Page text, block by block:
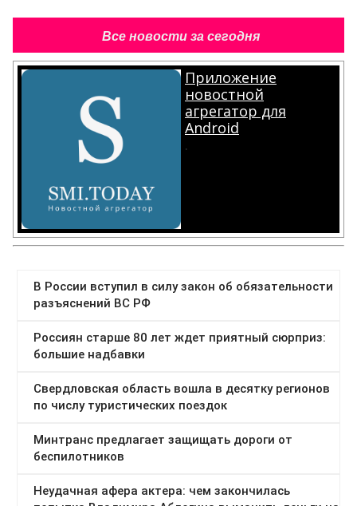
Все новости за сегодня
Приложение
новостной
агрегатор для
Android
.